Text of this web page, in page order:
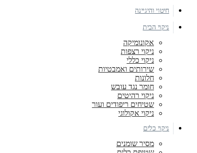
חיטוי והיגיינה
ניקוי הבית
אקונומיקה
ניקוי רצפות
ניקוי כללי
שירותים ואמבטיות
חלונות
חומר נגד עובש
ניקוי רהיטים
שטיחים ריפודים ועור
ניקוי אקולוגי
ניקוי כלים
מסיר שומנים